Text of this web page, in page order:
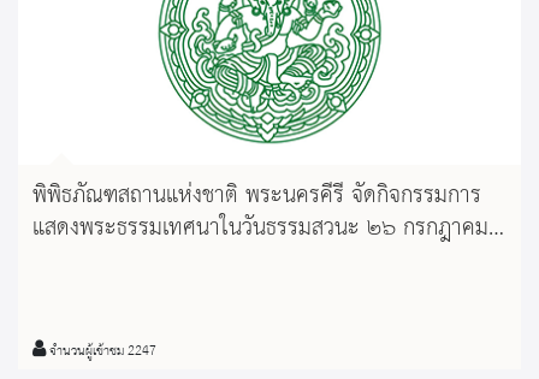
พิพิธภัณฑสถานแห่งชาติ พระนครคีรี จัดกิจกรรมการ
แสดงพระธรรมเทศนาในวันธรรมสวนะ ๒๖ กรกฎาคม
จำนวนผู้เข้าชม 2247